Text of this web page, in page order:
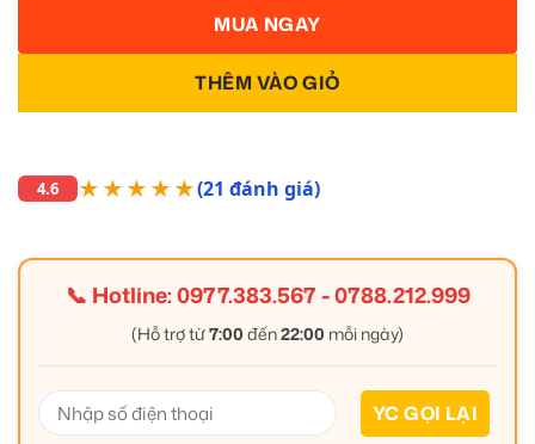
THÊM VÀO GIỎ
MUA NGAY
4.6 ★★★★★(21 đánh giá)
📞 Hotline:0977.383.567-0788.212.999
(Hỗ trợ từ7:00 đến22:00 mỗi ngày)